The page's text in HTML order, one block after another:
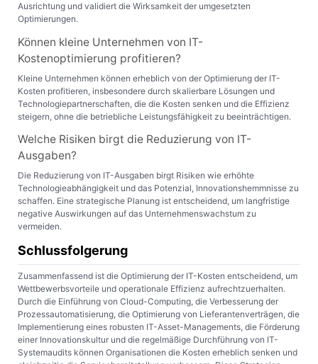
Ausrichtung und validiert die Wirksamkeit der umgesetzten
Optimierungen.
Können kleine Unternehmen von IT-
Kostenoptimierung profitieren?
Kleine Unternehmen können erheblich von der Optimierung der IT-
Kosten profitieren, insbesondere durch skalierbare Lösungen und
Technologiepartnerschaften, die die Kosten senken und die Effizienz
steigern, ohne die betriebliche Leistungsfähigkeit zu beeinträchtigen.
Welche Risiken birgt die Reduzierung von IT-
Ausgaben?
Die Reduzierung von IT-Ausgaben birgt Risiken wie erhöhte
Technologieabhängigkeit und das Potenzial, Innovationshemmnisse zu
schaffen. Eine strategische Planung ist entscheidend, um langfristige
negative Auswirkungen auf das Unternehmenswachstum zu
vermeiden.
Schlussfolgerung
Zusammenfassend ist die Optimierung der IT-Kosten entscheidend, um
Wettbewerbsvorteile und operationale Effizienz aufrechtzuerhalten.
Durch die Einführung von Cloud-Computing, die Verbesserung der
Prozessautomatisierung, die Optimierung von Lieferantenverträgen, die
Implementierung eines robusten IT-Asset-Managements, die Förderung
einer Innovationskultur und die regelmäßige Durchführung von IT-
Systemaudits können Organisationen die Kosten erheblich senken und